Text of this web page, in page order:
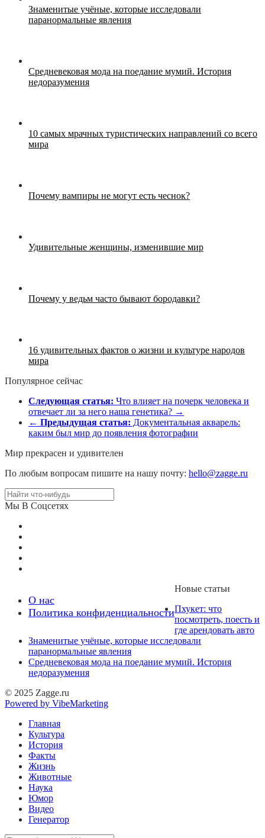
Знаменитые учёные, которые исследовали
паранормальные явления
Средневековая мода на поедание мумий. История
недоразумения
10 самых мрачных туристических направлений со всего
мира
Почему вампиры не могут есть чеснок?
Удивительные женщины, изменившие мир
Почему у ведьм часто бывают бородавки?
16 удивительных фактов о жизни и культуре народов
мира
Популярное сейчас
Следующая статья: Что влияет на почерк человека и
отвечает ли за него наша генетика? →
← Предыдущая статья: Документальная акварель:
каким был мир до появления фотографии
Мир прекрасен и удивителен
По любым вопросам пишите на нашу почту: hello@zagge.ru
Мы В Соцсетях
О нас
Политика конфиденциальности
Новые статьи
Пхукет: что
посмотреть, поесть и
где арендовать авто
Знаменитые учёные, которые исследовали
паранормальные явления
Средневековая мода на поедание мумий. История
недоразумения
© 2025 Zagge.ru
Powered by VibeMarketing
Главная
Культура
История
Факты
Жизнь
Животные
Наука
Юмор
Видео
Генератор